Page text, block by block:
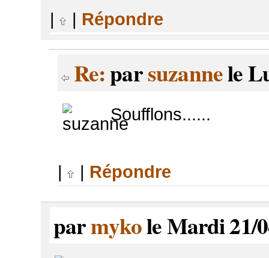
| | Répondre
Re:parsuzannele
Soufflons......
| | Répondre
parmykole Mardi 21/